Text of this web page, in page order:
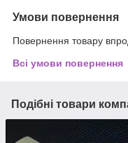
Умови повернення
Повернення товару
Всі умови повернення
Подібні товари